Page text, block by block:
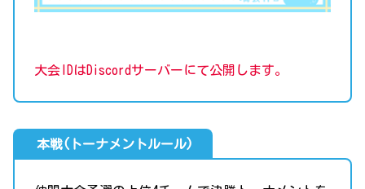
大会IDはDiscordサーバーにて公開します。
本戦(トーナメントルール)